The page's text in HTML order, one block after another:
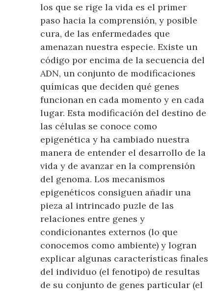
los que se rige la vida es el primer
paso hacia la comprensión, y posible
cura, de las enfermedades que
amenazan nuestra especie. Existe un
código por encima de la secuencia del
ADN, un conjunto de modificaciones
químicas que deciden qué genes
funcionan en cada momento y en cada
lugar. Esta modificación del destino de
las células se conoce como
epigenética y ha cambiado nuestra
manera de entender el desarrollo de la
vida y de avanzar en la comprensión
del genoma. Los mecanismos
epigenéticos consiguen añadir una
pieza al intrincado puzle de las
relaciones entre genes y
condicionantes externos (lo que
conocemos como ambiente) y logran
explicar algunas características finales
del individuo (el fenotipo) de resultas
de su conjunto de genes particular (el